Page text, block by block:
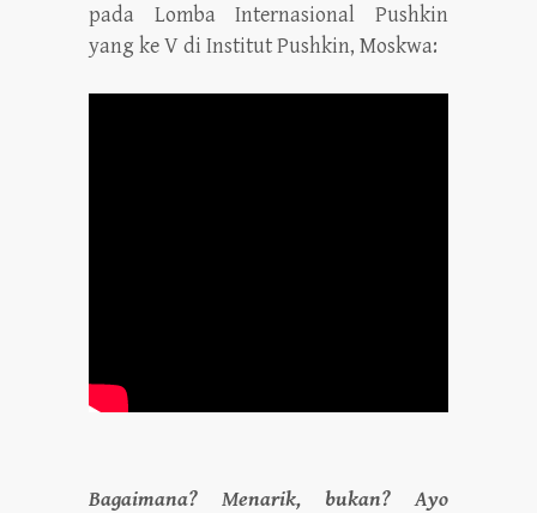
pada Lomba Internasional Pushkin
yang ke V di Institut Pushkin, Moskwa:
Bagaimana? Menarik, bukan? Ayo